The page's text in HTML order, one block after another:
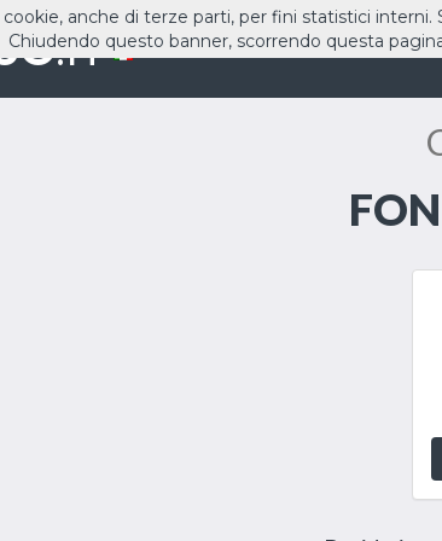
.IT
anche di terze parti, per fini statistici
Chiudendo questo banner, scorrendo questa